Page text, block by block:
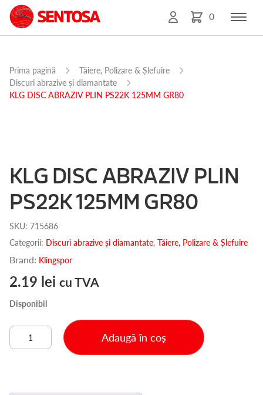
0
Prima pagină
Tăiere, Polizare & Șlefuire
Discuri abrazive și diamantate
KLG DISC ABRAZIV PLIN PS22K 125MM GR80
KLG DISC ABRAZIV PLIN
PS22K 125MM GR80
SKU: 715686
Categorii: Discuri abrazive și diamantate, Tăiere, Polizare & Șlefuire
Brand: Klingspor
2.19 lei cu TVA
Disponibil
Cantitate
KLG
Adaugă în coș